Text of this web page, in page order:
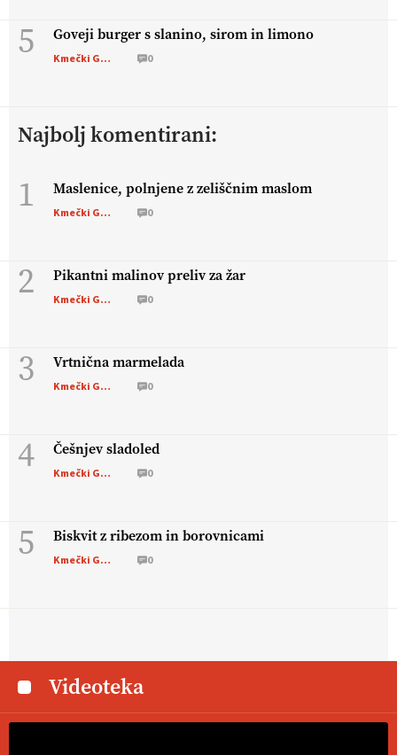
5 Goveji burger s slanino, sirom in limono
Kmečki Glas 0
Najbolj komentirani:
1 Maslenice, polnjene z zeliščnim maslom
Kmečki Glas 0
2 Pikantni malinov preliv za žar
Kmečki Glas 0
3 Vrtnična marmelada
Kmečki Glas 0
4 Češnjev sladoled
Kmečki Glas 0
5 Biskvit z ribezom in borovnicami
Kmečki Glas 0
Videoteka